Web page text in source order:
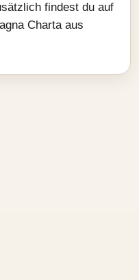
findest du auf
Charta aus